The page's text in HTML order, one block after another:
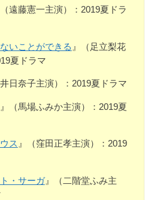
（遠藤憲一主演）：2019夏ドラ
いことができる 』（足立梨花
夏ドラマ
日奈子主演）：2019夏ドラマ
』（馬場ふみか主演）：2019夏
ス 』（窪田正孝主演）：2019
・サーガ』（二階堂ふみ主